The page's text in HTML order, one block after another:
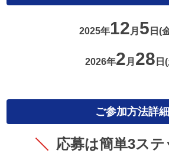
2025年12 月 5 日(
2026年2 月 28 日
ご参加方法詳細
応募は簡単3ステ